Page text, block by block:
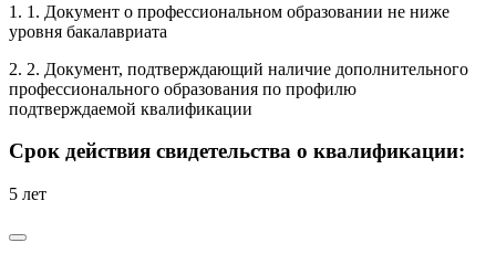
1. 1. Документ о профессиональном образовании не ниже
уровня бакалавриата
2. 2. Документ, подтверждающий наличие дополнительного
профессионального образования по профилю
подтверждаемой квалификации
Срок действия свидетельства о квалификации:
5 лет